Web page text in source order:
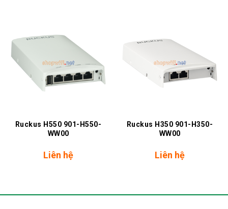
Ruckus H550 901-H550-
WW00
Liên hệ
Ruckus H350 901-H350-
WW00
Liên hệ